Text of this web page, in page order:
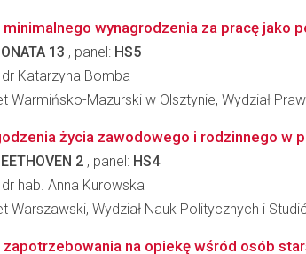
minimalnego wynagrodzenia za pracę jako
13 , panel: HS5
Katarzyna Bomba
Warmińsko-Mazurski w Olsztynie, Wydział
życia zawodowego i rodzinnego w
2 , panel: HS4
hab. Anna Kurowska
Warszawski, Wydział Nauk Politycznych i
na opiekę wśród osób